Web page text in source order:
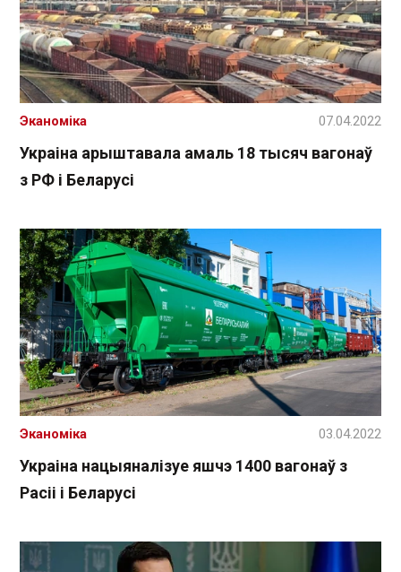
Украіна арыштавала амаль 18 тысяч вагонаў
з РФ і Беларусі
Эканоміка 07.04.2022
Украіна нацыяналізуе яшчэ 1400 вагонаў з
Расіі і Беларусі
Эканоміка 03.04.2022